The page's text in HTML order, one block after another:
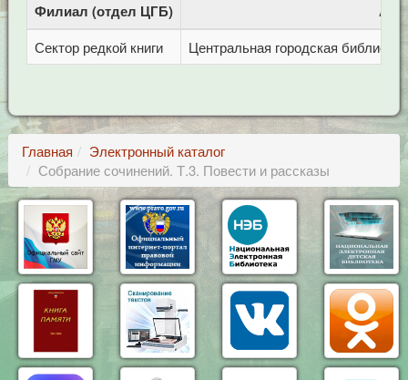
Филиал (отдел ЦГБ)
Сектор редкой книги Центральная городская
Главная
Электронный каталог
Собрание сочинений. Т.3. Повести и рассказы